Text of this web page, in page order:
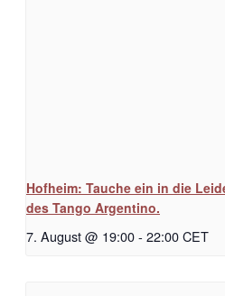
Hofheim: Tauche ein in die
des Tango Argentino.
7. August @ 19:00- 22:00CET